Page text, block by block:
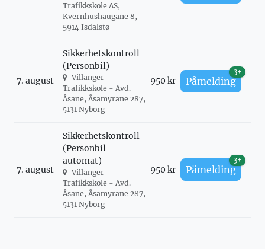
Trafikkskole AS,
Kvernhushaugane 8,
5914 Isdalstø
7. august
Sikkerhetskontroll
(Personbil)
Villanger
Trafikkskole - Avd.
Åsane, Åsamyrane 287,
5131 Nyborg
950 kr Påmelding
3+
7. august
Sikkerhetskontroll
(Personbil
automat)
Villanger
Trafikkskole - Avd.
Åsane, Åsamyrane 287,
5131 Nyborg
950 kr Påmelding
3+